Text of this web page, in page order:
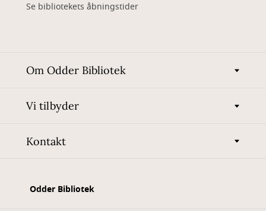
Se bibliotekets åbningstider
Om Odder Bibliotek
Vi tilbyder
Kontakt
Odder Bibliotek